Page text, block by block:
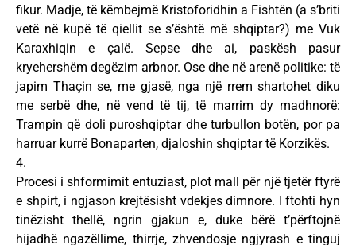
fikur. Madje, të këmbejmë Kristoforidhin a Fishtën (a s’briti
vetë në kupë të qiellit se s’është më shqiptar?) me Vuk
Karaxhiqin e çalë. Sepse dhe ai, paskësh pasur
kryehershëm degëzim arbnor. Ose dhe në arenë politike: të
japim Thaçin se, me gjasë, nga një rrem shartohet diku
me serbë dhe, në vend të tij, të marrim dy madhnorë:
Trampin që doli puroshqiptar dhe turbullon botën, por pa
harruar kurrë Bonaparten, djaloshin shqiptar të Korzikës.
4.
Procesi i shformimit entuziast, plot mall për një tjetër ftyrë
e shpirt, i ngjason krejtësisht vdekjes dimnore. I ftohti hyn
tinëzisht thellë, ngrin gjakun e, duke bërë t’përftojnë
hijadhë ngazëllime, thirrje, zhvendosje ngjyrash e tinguj